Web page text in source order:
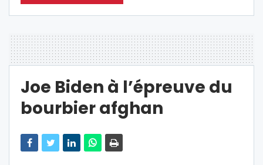
Joe Biden à l’épreuve du
bourbier afghan